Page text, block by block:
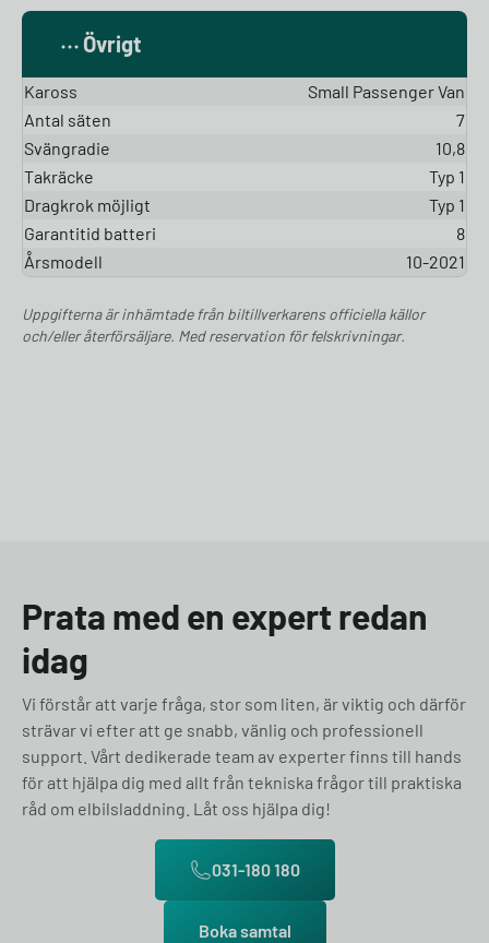
Övrigt
Kaross
Small Passenger Van
Antal säten
7
Svängradie
10,8
Takräcke
Typ 1
Dragkrok möjligt
Typ 1
Garantitid batteri
8
Årsmodell
10-2021
Uppgifterna är inhämtade från biltillverkarens officiella källor
och/eller återförsäljare. Med reservation för felskrivningar.
Prata med en expert redan
idag
Vi förstår att varje fråga, stor som liten, är viktig och därför
strävar vi efter att ge snabb, vänlig och professionell
support. Vårt dedikerade team av experter finns till hands
för att hjälpa dig med allt från tekniska frågor till praktiska
råd om elbilsladdning. Låt oss hjälpa dig!
031-180 180
Boka samtal